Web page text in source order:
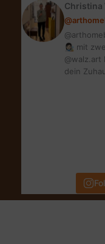
Christina
👩🏻‍🎨 mit
@walz.art
dein